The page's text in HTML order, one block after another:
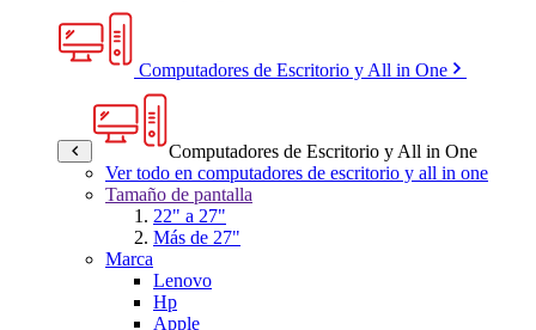
Computadores de Escritorio y All in One
Computadores de Escritorio y All in One
Ver todo en computadores de escritorio y all in one
Tamaño de pantalla
22" a 27"
Más de 27"
Marca
Lenovo
Hp
Apple